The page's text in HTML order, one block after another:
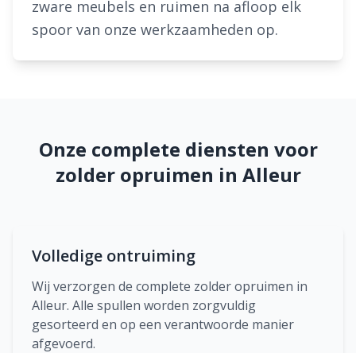
zware meubels en ruimen na afloop elk
spoor van onze werkzaamheden op.
Onze complete diensten voor
zolder opruimen in Alleur
Volledige ontruiming
Wij verzorgen de complete zolder opruimen in
Alleur. Alle spullen worden zorgvuldig
gesorteerd en op een verantwoorde manier
afgevoerd.